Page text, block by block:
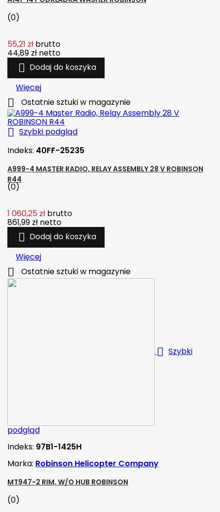
(0)
55,21 zł brutto
44,89 zł netto
 Dodaj do koszyka
Więcej
 Ostatnie sztuki w magazynie
 Szybki podgląd
Indeks: 40FF-25235
A999-4 MASTER RADIO, RELAY ASSEMBLY 28 V ROBINSON
R44
(0)
1 060,25 zł brutto
861,99 zł netto
 Dodaj do koszyka
Więcej
 Ostatnie sztuki w magazynie
 Szybki
podgląd
Indeks: 97B1-1425H
Marka: Robinson Helicopter Company
MT947-2 RIM, W/O HUB ROBINSON
(0)